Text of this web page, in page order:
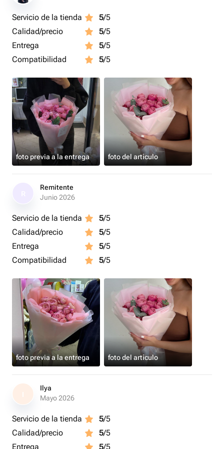
средством.
4.Держите букет вдали от прямых солнечных лучей,
сквозняков и источников тепла.
Servicio de la tienda 5/5
Calidad/precio
5/5
Entrega
5/5
Compatibilidad
5/5
foto previa a la entrega foto del artículo
Remitente
Junio 2026
Servicio de la tienda 5/5
Calidad/precio
5/5
Entrega
5/5
Compatibilidad
5/5
foto previa a la entrega foto del artículo
I
Ilya
Mayo 2026
Servicio de la tienda 5/5
Calidad/precio
5/5
Entrega
5/5